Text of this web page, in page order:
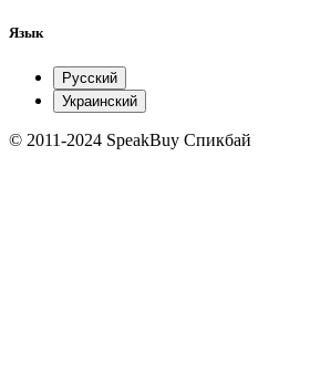
Язык
Русский
Украинский
© 2011-2024 SpeakBuy Спикбай